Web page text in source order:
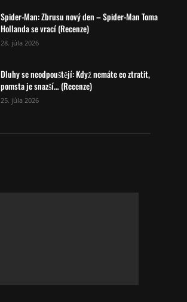
Spider-Man: Zbrusu nový den – Spider-Man Toma
Hollanda se vrací (Recenze)
28. júla 2026
Dluhy se neodpouštějí: Když nemáte co ztratit,
pomsta je snazší… (Recenze)
25. júla 2026